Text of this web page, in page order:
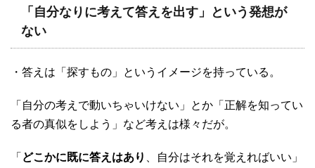
「自分なりに考えて答えを出す」という発想が
ない
・答えは「探すもの」というイメージを持っている。
「自分の考えで動いちゃいけない」とか「正解を知ってい
る者の真似をしよう」など考えは様々だが。
「 どこかに既に答えはあり 、自分はそれを覚えればいい」